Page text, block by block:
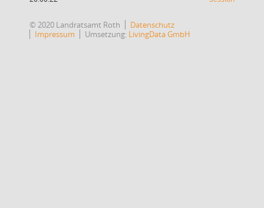
© 2020 Landratsamt Roth
Datenschutz
Impressum
Umsetzung: LivingData GmbH